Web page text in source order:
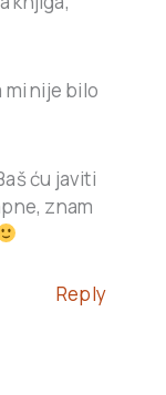
mi nije bilo
ću javiti
znam
Reply